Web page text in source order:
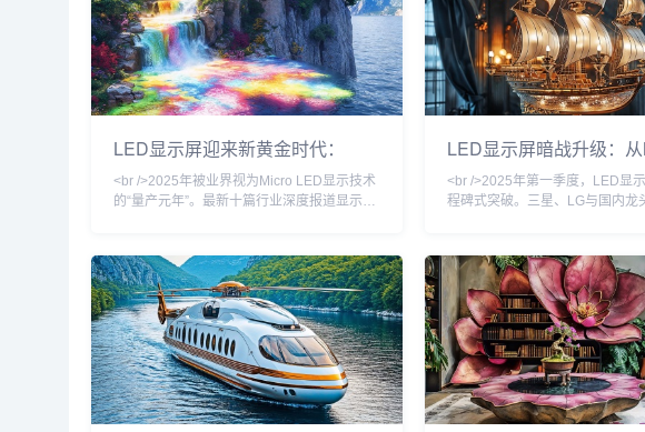
LED显示屏迎来新黄金时代：
Micro LED量产提速与户外广告数
字化浪潮重塑产业格局
<br />2025年被业界视为Micro LED显示技术
的“量产元年”。最新十篇行业深度报道显示，
破性进展，良率从去年不足60%提升至85%
以上，单颗芯片成本下降近四成。这意味着，
曾被诟病“价格高昂、难以落地”的Micro LED
大屏，正以每年约30%的速度降低售价，并
率先在高端商业显示、影院巨幕和车载显示领
LED显示屏暗战升级：
LED到虚拟制片，一场
业的万亿赛道竞速
<br />2025年第一季度，LED显
程碑式突破。三星、LG与国内龙
降逾60%。这意味着曾被视作“下
术”的Micro LED，正以惊人速度
向商业应用。<br /><br />在近日
2025展会上，超过40家厂商展出
透明屏、柔性屏及